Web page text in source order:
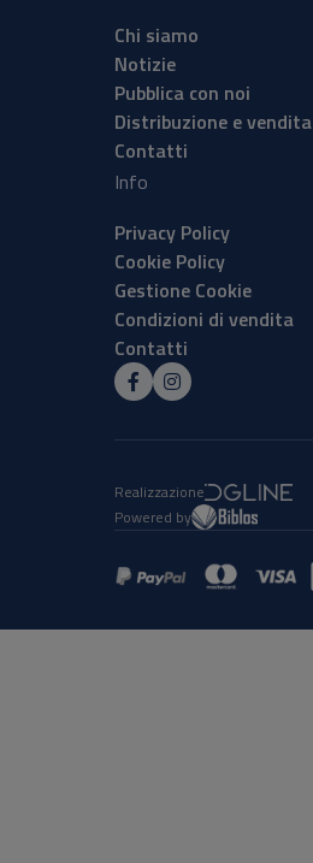
Chi siamo
Notizie
Pubblica con noi
Distribuzione e vendita
Contatti
Info
Privacy Policy
Cookie Policy
Gestione Cookie
Condizioni di vendita
Contatti
Realizzazione
Powered by